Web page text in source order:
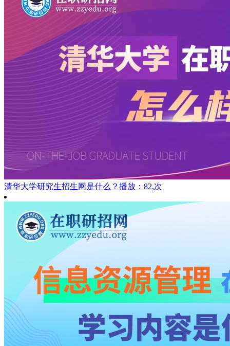
清华大学研究生招生网是什么？ 播放：82,次